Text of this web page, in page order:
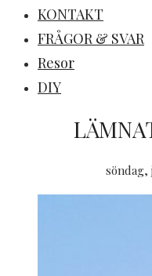
KONTAKT
FRÅGOR & SVAR
Resor
DIY
söndag,